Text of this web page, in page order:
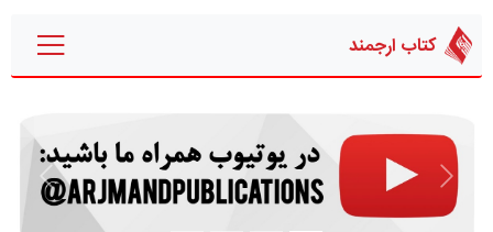
کتاب ارجمند
قبلی بعدی